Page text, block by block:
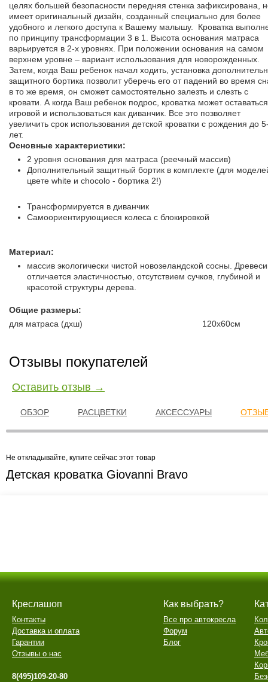
целях большей безопасности передняя стенка зафиксирована,
имеет оригинальный дизайн, созданный специально для более
удобного и легкого доступа к Вашему малышу. Кроватка
по принципу трансформации 3 в 1. Высота основания матраса
варьируется в 2-х уровнях. При положении основания на самом
верхнем уровне – вариант использования для новорожденных.
Затем, когда Ваш ребенок начал ходить, установка
защитного бортика позволит уберечь его от падений во время
в то же время, он сможет самостоятельно залезть и слезть с
кровати. А когда Ваш ребенок подрос, кроватка может
игровой и использоваться как диванчик. Все это позволяет
увеличить срок использования детской кроватки с рождения до
лет.
Основные характеристики:
2 уровня основания для матраса (реечный массив)
Дополнительный защитный бортик в комплекте (для
цвете white и chocolo - бортика 2!)
Трансформируется в диванчик
Самоориентирующиеся колеса с блокировкой
Материал:
массив экологически чистой новозеландской сосны.
отличается эластичностью, отсутствием сучков, глубиной и
красотой структуры дерева.
Общие размеры:
для матраса (дxш)
120x60см
Отзывы покупателей
Оставить отзыв →
ОБЗОР РАСЦВЕТКИ АКСЕССУАРЫ
Не откладывайте, купите сейчас этот товар
Детская кроватка Giovanni Bravo
Креслашоп
Контакты
Доставка и оплата
Гарантии
Отзывы о нас
8(495)109-20-80
Как выбрать?
Все про автокресла
Форум
Блог